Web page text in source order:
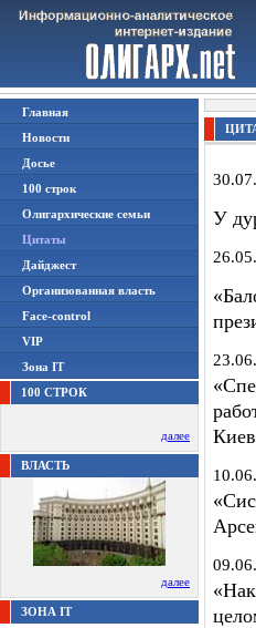
Главная
Новости
Досье
100 строк
Олигархические семьи
Цитаты
Дайджест
Организованная власть
Face-control
VIP
Зона IT
100 СТРОК
далее
ВЛАСТЬ
далее
ЗОНА IT
У